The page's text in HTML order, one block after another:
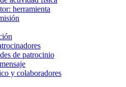
herramienta
de patrocinio
y colaboradores